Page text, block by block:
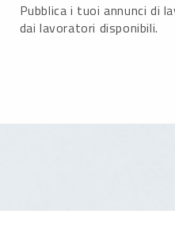
Pubblica i tuoi annunci di
dai lavoratori disponibili.